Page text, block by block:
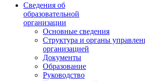
Сведения об
образовательной
организации
Основные сведения
Структура и органы
организацией
Документы
Образование
Руководство